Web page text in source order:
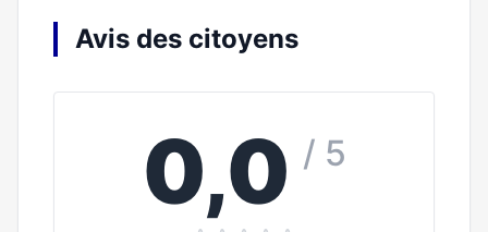
Avis des citoyens
0,0 / 5